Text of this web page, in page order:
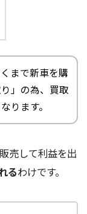
まで新車を購
」の為、買取
ります。
売して利益を出
るわけです。